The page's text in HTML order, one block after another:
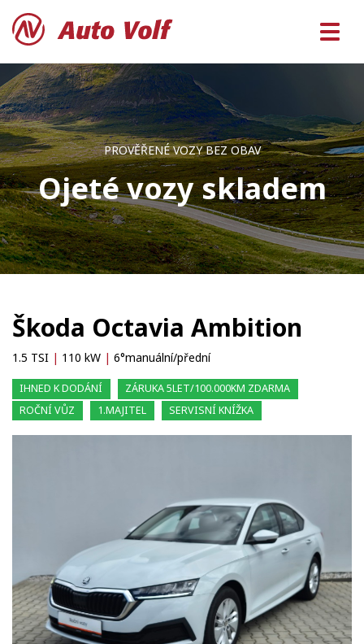
PROVĚŘENÉ VOZY BEZ OBAV
Ojeté vozy skladem
Škoda Octavia Ambition
1.5 TSI | 110 kW | 6°manuální/přední
IHNED K DODÁNÍ
ZÁRUKA 5LET/100.000KM ZDARMA
ROČNÍ VŮZ
1.MAJITEL SERVISNÍ KNÍŽKA